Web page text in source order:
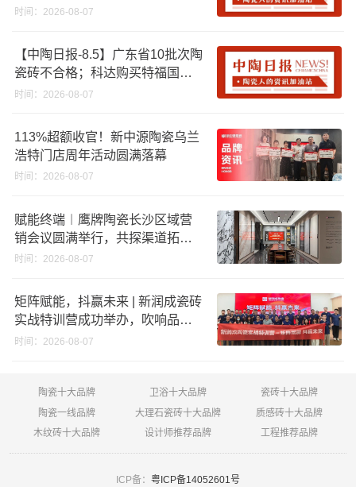
资期限；工信部开展建陶行业能
时间：2026-08-07
【中陶日报-8.5】广东省10批次陶
瓷砖不合格；科达购买特福国际
股份申请未通过；蒙娜丽莎5千万
破18亿元
时间：2026-08-07
113%超额收官！新中源陶瓷乌兰
浩特门店周年活动圆满落幕
时间：2026-08-07
赋能终端︱鹰牌陶瓷长沙区域营
销会议圆满举行，共探渠道拓展
与门店升级新路径
时间：2026-08-07
矩阵赋能，抖赢未来 | 新润成瓷砖
实战特训营成功举办，吹响品牌
秋季营销冲锋号！
时间：2026-08-07
陶瓷十大品牌 卫浴十大品牌
瓷砖十大品牌
陶瓷一线品牌
大理石瓷砖十大品牌
质感砖十大品牌
木纹砖十大品牌
设计师推荐品牌 工程推荐品牌
ICP备： 粤ICP备14052601号